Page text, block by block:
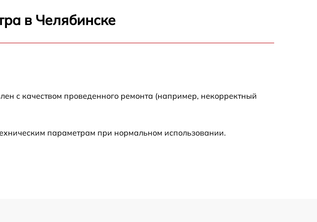
1440 р
1440 р
в Челябинске
с качеством проведенного ремонта (например, некорректный
параметрам при нормальном использовании.